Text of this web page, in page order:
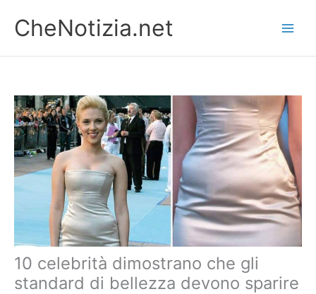
contenuto
CheNotizia.net
10 celebrità dimostrano che gli
standard di bellezza devono sparire